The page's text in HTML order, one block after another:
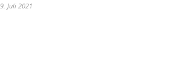
9. Juli 2021